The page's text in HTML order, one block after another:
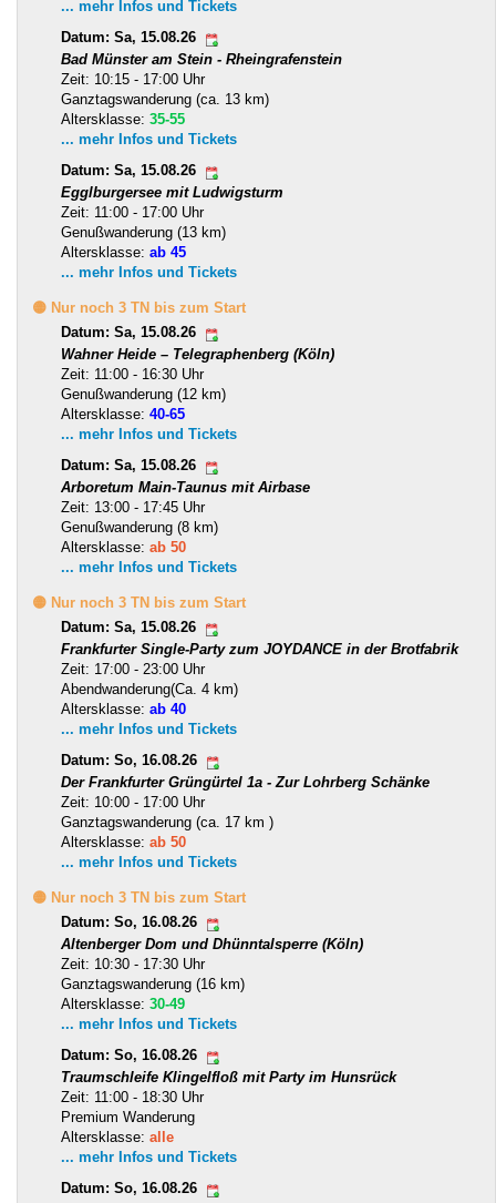
... mehr Infos und Tickets
Datum: Sa, 15.08.26
Bad Münster am Stein - Rheingrafenstein
Zeit: 10:15 - 17:00 Uhr
Ganztagswanderung (ca. 13 km)
Altersklasse: 35-55
... mehr Infos und Tickets
Datum: Sa, 15.08.26
Egglburgersee mit Ludwigsturm
Zeit: 11:00 - 17:00 Uhr
Genußwanderung (13 km)
Altersklasse: ab 45
... mehr Infos und Tickets
🟡 Nur noch 3 TN bis zum Start
Datum: Sa, 15.08.26
Wahner Heide – Telegraphenberg (Köln)
Zeit: 11:00 - 16:30 Uhr
Genußwanderung (12 km)
Altersklasse: 40-65
... mehr Infos und Tickets
Datum: Sa, 15.08.26
Arboretum Main-Taunus mit Airbase
Zeit: 13:00 - 17:45 Uhr
Genußwanderung (8 km)
Altersklasse: ab 50
... mehr Infos und Tickets
🟡 Nur noch 3 TN bis zum Start
Datum: Sa, 15.08.26
Frankfurter Single-Party zum JOYDANCE in der Brotfabrik
Zeit: 17:00 - 23:00 Uhr
Abendwanderung(Ca. 4 km)
Altersklasse: ab 40
... mehr Infos und Tickets
Datum: So, 16.08.26
Der Frankfurter Grüngürtel 1a - Zur Lohrberg Schänke
Zeit: 10:00 - 17:00 Uhr
Ganztagswanderung (ca. 17 km )
Altersklasse: ab 50
... mehr Infos und Tickets
🟡 Nur noch 3 TN bis zum Start
Datum: So, 16.08.26
Altenberger Dom und Dhünntalsperre (Köln)
Zeit: 10:30 - 17:30 Uhr
Ganztagswanderung (16 km)
Altersklasse: 30-49
... mehr Infos und Tickets
Datum: So, 16.08.26
Traumschleife Klingelfloß mit Party im Hunsrück
Zeit: 11:00 - 18:30 Uhr
Premium Wanderung
Altersklasse: alle
... mehr Infos und Tickets
Datum: So, 16.08.26